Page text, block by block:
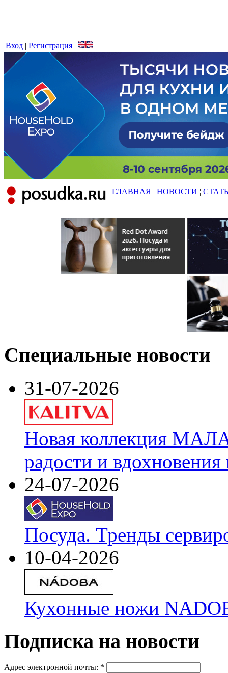
Вход | Регистрация |
ГЛАВНАЯ ¦ НОВОСТИ ¦
Специальные новости
31-07-2026
Новая коллекция
радости и
24-07-2026
Посуда. Тренды
10-04-2026
Кухонные ножи
Подписка на новости
Адрес электронной почты: *